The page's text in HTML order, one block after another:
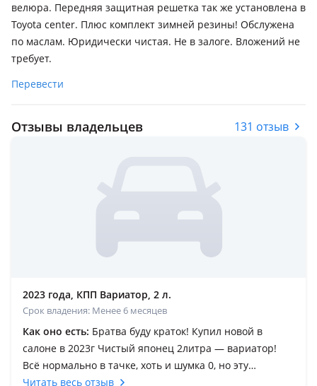
велюра. Передняя защитная решетка так же установлена в
Toyota center. Плюс комплект зимней резины! Обслужена
по маслам. Юридически чистая. Не в залоге. Вложений не
требует.
Перевести
Отзывы владельцев 131 отзыв
2023 года, КПП Вариатор, 2 л.
Срок владения: Менее 6 месяцев
Как оно есть: Братва буду краток! Купил новой в
салоне в 2023г Чистый японец 2литра — вариатор!
Всё нормально в тачке, хоть и шумка 0, но эту
проблему можно исправить за деньги. Ее самый
Читать весь отзыв